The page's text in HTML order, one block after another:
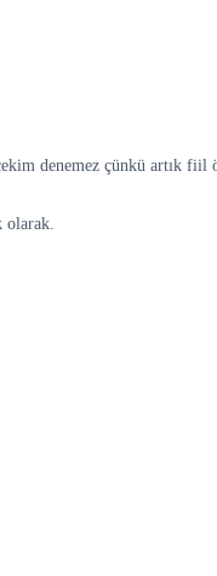
denemez çünkü artık fiil
olarak.